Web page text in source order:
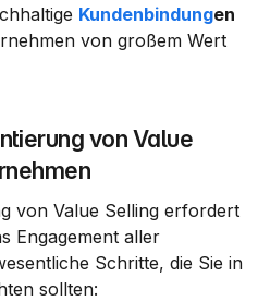
Kundenbindungen
von großem Wert
von Value
von Value Selling erfordert
Engagement aller
Schritte, die Sie in
sollten: